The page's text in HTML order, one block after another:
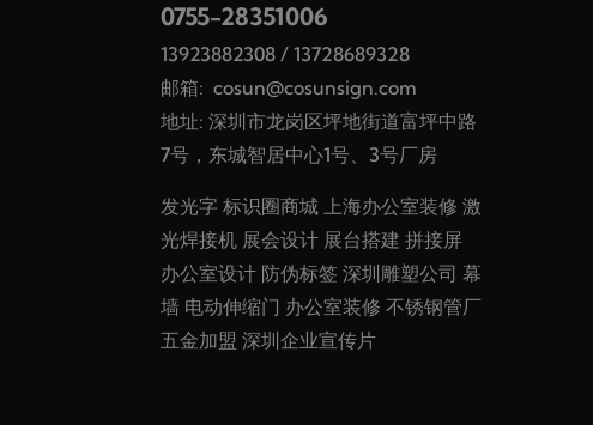
0755-28351006
13923882308 /13728689328
邮箱:cosun@cosunsign.com
地址: 深圳市龙岗区坪地街道富坪中路
7号，东城智居中心1号、3号厂房
发光字 标识圈商城 上海办公室装修 激
光焊接机 展会设计 展台搭建 拼接屏
办公室设计 防伪标签 深圳雕塑公司 幕
墙 电动伸缩门 办公室装修 不锈钢管厂
五金加盟 深圳企业宣传片